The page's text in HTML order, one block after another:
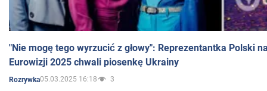
"Nie mogę tego wyrzucić z głowy": Reprezentantka Polski
Eurowizji 2025 chwali piosenkę Ukrainy
Rozrywka05.03.2025 16:18 3